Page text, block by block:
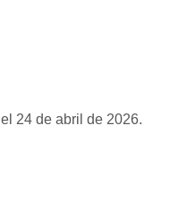
el 24 de abril de 2026.